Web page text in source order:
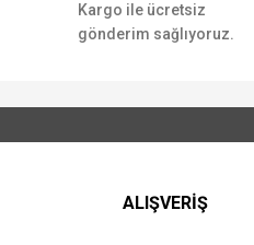
Kargo ile ücretsiz
gönderim sağlıyoruz.
ALIŞVERİŞ